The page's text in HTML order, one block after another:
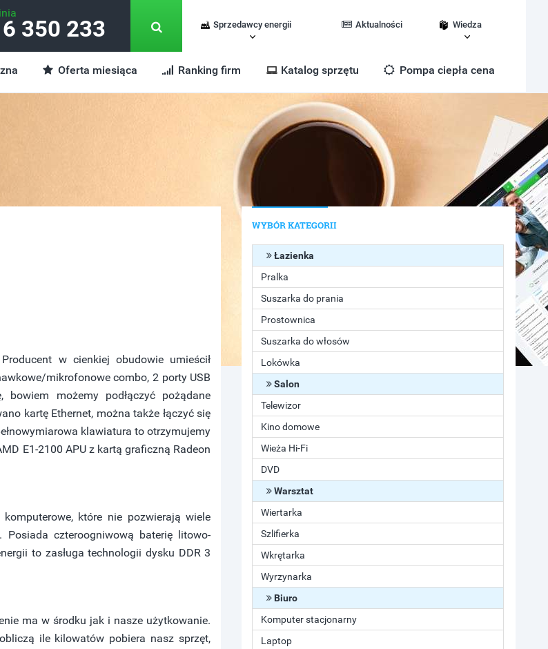
350 233 Sprzedawcy energii Aktualności Wiedza
Oferta miesiąca Ranking firm Katalog sprzętu Pompa ciepła cena
w cienkiej obudowie umieścił
mikrofonowe combo, 2 porty USB
możemy podłączyć pożądane
kartę Ethernet, można także łączyć się
klawiatura to otrzymujemy
E1-2100 APU z kartą graficzną Radeon
które nie pozwierają wiele
Posiada czteroogniwową baterię litowo-
to zasługa technologii dysku DDR 3
ma w środku jak i nasze użytkowanie.
ile kilowatów pobiera nasz sprzęt,
WYBÓR KATEGORII
Łazienka
Pralka
Suszarka do prania
Prostownica
Suszarka do włosów
Lokówka
Salon
Telewizor
Kino domowe
Wieża Hi-Fi
DVD
Warsztat
Wiertarka
Szlifierka
Wkrętarka
Wyrzynarka
Biuro
Komputer stacjonarny
Laptop